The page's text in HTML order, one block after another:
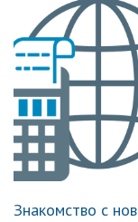
Знакомство с